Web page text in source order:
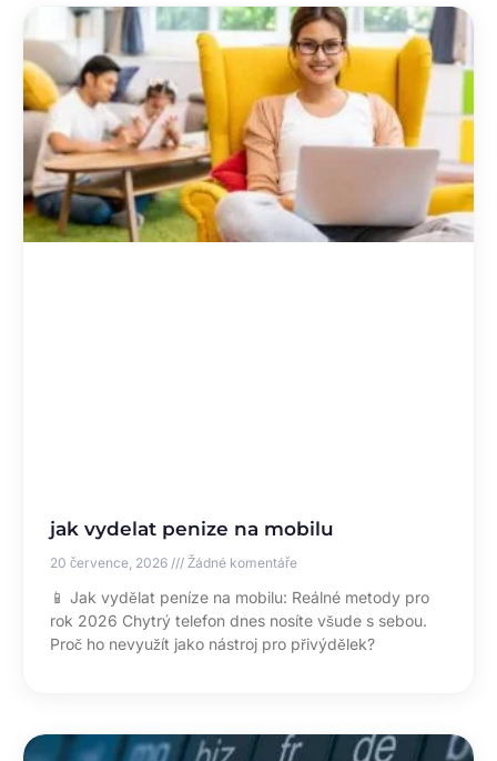
jak vydelat penize na mobilu
20 července, 2026 Žádné komentáře
📱 Jak vydělat peníze na mobilu: Reálné metody pro
rok 2026 Chytrý telefon dnes nosíte všude s sebou.
Proč ho nevyužít jako nástroj pro přivýdělek?